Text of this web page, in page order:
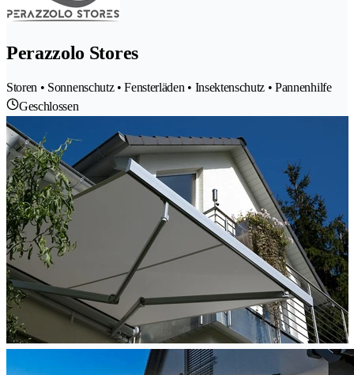
Perazzolo Stores
Storen • Sonnenschutz • Fensterläden • Insektenschutz • Pannenhilfe
Geschlossen